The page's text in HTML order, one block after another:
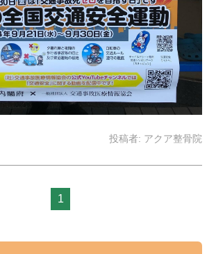
投稿者: アクア整骨院
1